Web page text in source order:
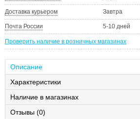
Доставка курьером Завтра
Почта России 5-10 дней
Проверить наличие в розничных магазинах
Описание
Характеристики
Наличие в магазинах
Отзывы (0)